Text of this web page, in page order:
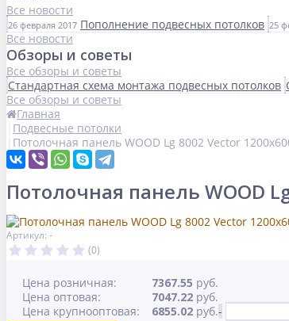
Все новости
26 февраля 2017 Пополнение подвесных потолков 25
Все новости
Обзоры и советы
Все обзоры и советы
Стандартная схема монтажа подвесных потолков
Все обзоры и советы
Главная
Подвесные потолки
Потолочная панель WOOD Lg 8002 Vector
Потолочная панель WOOD
Артикул: -
(0)
Цена розничная: 7367.55 руб.
Цена оптовая:
7047.22 руб.
Цена крупнооптовая:
6855.02 руб.-